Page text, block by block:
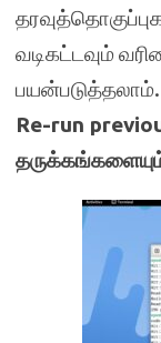
வடிகட்டவும்
பயன்படுத்தலாம்.
Re-run